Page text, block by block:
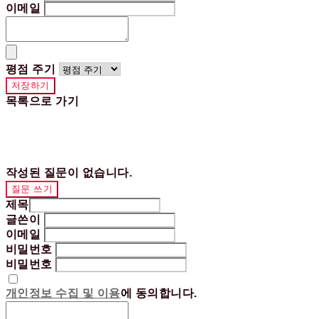
이메일
평점 주기
저장하기
목록으로 가기
작성된 질문이 없습니다.
질문 쓰기
제목
글쓴이
이메일
비밀번호
비밀번호
개인정보 수집 및 이용에 동의합니다.